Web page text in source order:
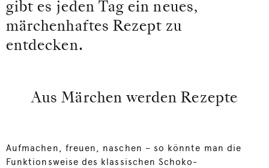
gibt es jeden Tag ein neues,
märchenhaftes Rezept zu
entdecken.
Aus Märchen werden Rezepte
Aufmachen, freuen, naschen – so könnte man die
Funktionsweise des klassischen Schoko-